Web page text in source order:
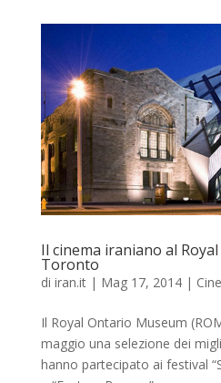
Il cinema iraniano al
Toronto
di iran.it| Mag 17, 2014|
Il Royal Ontario Museum
maggio una selezione dei
hanno partecipato ai festival